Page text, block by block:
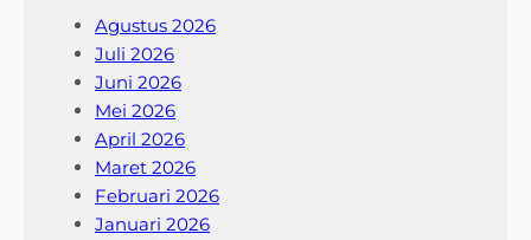
Agustus 2026
Juli 2026
Juni 2026
Mei 2026
April 2026
Maret 2026
Februari 2026
Januari 2026